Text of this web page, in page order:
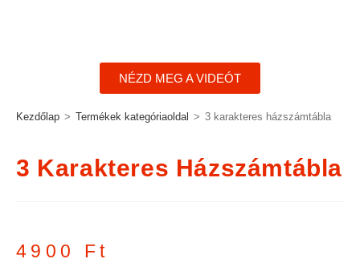
NÉZD MEG A VIDEÓT
Kezdőlap > Termékek kategóriaoldal > 3 karakteres házszámtábla
3 Karakteres Házszámtábla
4900 Ft